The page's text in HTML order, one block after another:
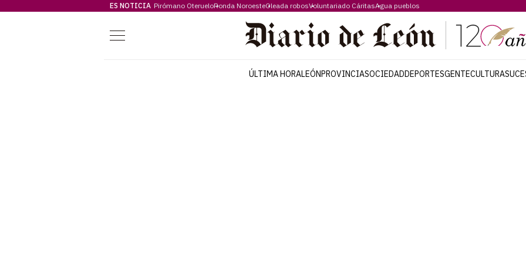
ES NOTICIA Pirómano OterueloRonda NoroesteOleada robosVoluntariado CáritasAgua pueblos
Menú
ÚLTIMA HORALEÓNPROVINCIASOCIEDADDEPORTESGENTECULTURA